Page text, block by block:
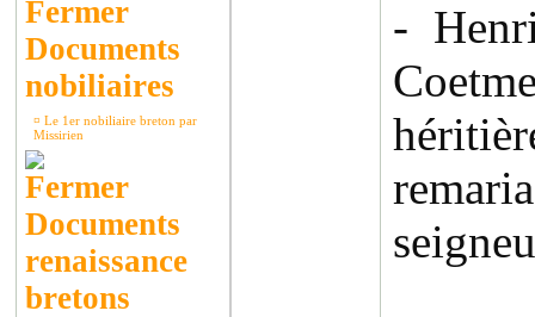
Documents
nobiliaires
¤ Le 1er nobiliaire breton par
Missirien
Documents
renaissance
bretons
-